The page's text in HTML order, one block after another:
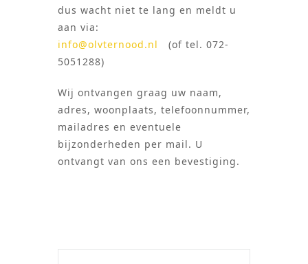
dus wacht niet te lang en meldt u
aan via:
info@olvternood.nl
(of tel. 072-
5051288)
Wij ontvangen graag uw naam,
adres, woonplaats, telefoonnummer,
mailadres en eventuele
bijzonderheden per mail. U
ontvangt van ons een bevestiging.